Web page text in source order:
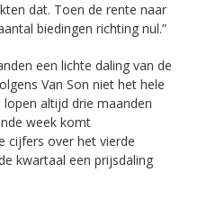
dat. Toen de rente naar
biedingen richting nul.”
een lichte daling van de
Van Son niet het hele
lopen altijd drie maanden
week komt
cijfers over het vierde
kwartaal een prijsdaling